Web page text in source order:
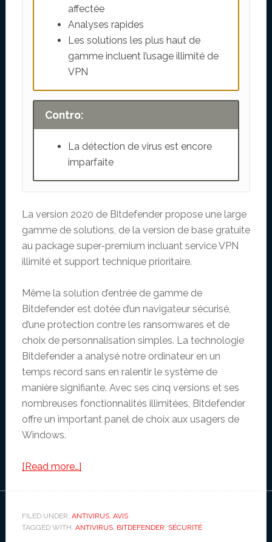
affectée
Analyses rapides
Les solutions les plus haut de
gamme incluent l’usage illimité de
VPN
Contro:
La détection de virus est encore
imparfaite
La version 2020 de Bitdefender propose une large
gamme de solutions, de la version de base gratuite
au package super-premium incluant service VPN
illimité et support technique prioritaire.
Même la solution d’entrée de gamme de
Bitdefender est dotée d’un navigateur sécurisé,
d’une protection contre les ransomwares et de
choix de personnalisation simples. La technologie
Bitdefender a analysé notre ordinateur en un
temps record sans en ralentir le système de
manière signifiante. Avec ses cinq versions et ses
nombreuses fonctionnalités illimitées, Bitdefender
offre un important panel de choix aux usagers de
Windows.
[Read more…]about
sur
Bitdefender
FILED UNDER: ANTIVIRUS, AVIS
TAGGED WITH: ANTIVIRUS, BITDEFENDER SÉCURITÉ